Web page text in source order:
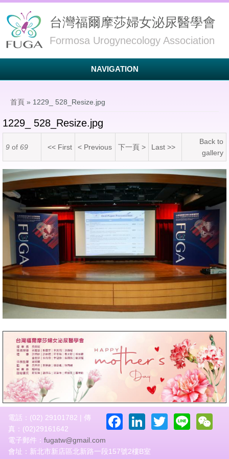
台灣福爾摩莎婦女泌尿醫學會
Formosa Urogynecology Association
NAVIGATION
首頁 » 1229_ 528_Resize.jpg
1229_ 528_Resize.jpg
9 of 69 << First < Previous 下一頁 > Last >>
Back to
gallery
1229_ 528_Resize.jpg
Facebook
LinkedIn
Twitter
Line
電話：(02) 29101782 | 傳
真：(02)29161642
電子郵件： fugatw@gmail.com
會址：新北市新店區北新路一段157號2樓B室